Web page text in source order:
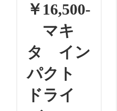
￥16,500-
マキ
タ イン
パクト
ドライ